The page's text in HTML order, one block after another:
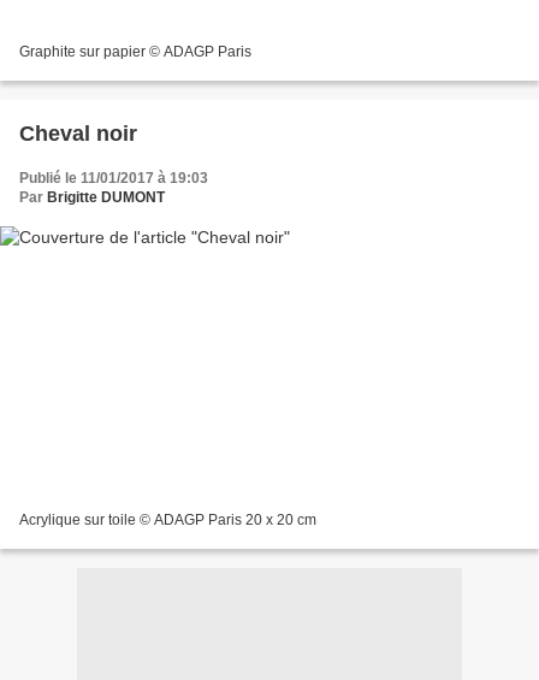
Graphite sur papier © ADAGP Paris
Cheval noir
Publié le 11/01/2017 à 19:03
Par Brigitte DUMONT
Acrylique sur toile © ADAGP Paris 20 x 20 cm